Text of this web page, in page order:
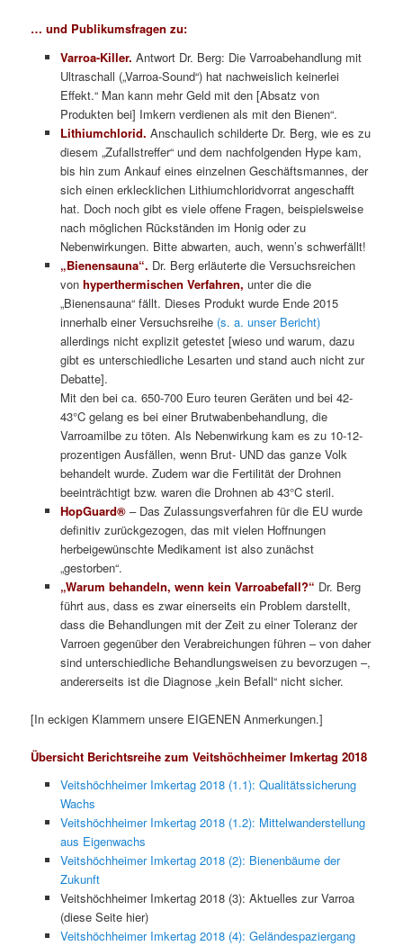
… und Publikumsfragen zu:
Varroa-Killer. Antwort Dr. Berg: Die Varroabehandlung mit
Ultraschall („Varroa-Sound“) hat nachweislich keinerlei
Effekt.“ Man kann mehr Geld mit den [Absatz von
Produkten bei] Imkern verdienen als mit den Bienen“.
Lithiumchlorid. Anschaulich schilderte Dr. Berg, wie es zu
diesem „Zufallstreffer“ und dem nachfolgenden Hype kam,
bis hin zum Ankauf eines einzelnen Geschäftsmannes, der
sich einen erklecklichen Lithiumchloridvorrat angeschafft
hat. Doch noch gibt es viele offene Fragen, beispielsweise
nach möglichen Rückständen im Honig oder zu
Nebenwirkungen. Bitte abwarten, auch, wenn’s schwerfällt!
„Bienensauna“. Dr. Berg erläuterte die Versuchsreichen
von hyperthermischen Verfahren, unter die die
„Bienensauna“ fällt. Dieses Produkt wurde Ende 2015
innerhalb einer Versuchsreihe (s. a. unser Bericht)
allerdings nicht explizit getestet [wieso und warum, dazu
gibt es unterschiedliche Lesarten und stand auch nicht zur
Debatte].
Mit den bei ca. 650-700 Euro teuren Geräten und bei 42-
43°C gelang es bei einer Brutwabenbehandlung, die
Varroamilbe zu töten. Als Nebenwirkung kam es zu 10-12-
prozentigen Ausfällen, wenn Brut- UND das ganze Volk
behandelt wurde. Zudem war die Fertilität der Drohnen
beeinträchtigt bzw. waren die Drohnen ab 43°C steril.
HopGuard® – Das Zulassungsverfahren für die EU wurde
definitiv zurückgezogen, das mit vielen Hoffnungen
herbeigewünschte Medikament ist also zunächst
„gestorben“.
„Warum behandeln, wenn kein Varroabefall?“ Dr. Berg
führt aus, dass es zwar einerseits ein Problem darstellt,
dass die Behandlungen mit der Zeit zu einer Toleranz der
Varroen gegenüber den Verabreichungen führen – von daher
sind unterschiedliche Behandlungsweisen zu bevorzugen –,
andererseits ist die Diagnose „kein Befall“ nicht sicher.
[In eckigen Klammern unsere EIGENEN Anmerkungen.]
Übersicht Berichtsreihe zum Veitshöchheimer Imkertag 2018
Veitshöchheimer Imkertag 2018 (1.1): Qualitätssicherung
Wachs
Veitshöchheimer Imkertag 2018 (1.2): Mittelwanderstellung
aus Eigenwachs
Veitshöchheimer Imkertag 2018 (2): Bienenbäume der
Zukunft
Veitshöchheimer Imkertag 2018 (3): Aktuelles zur Varroa
(diese Seite hier)
Veitshöchheimer Imkertag 2018 (4): Geländespaziergang